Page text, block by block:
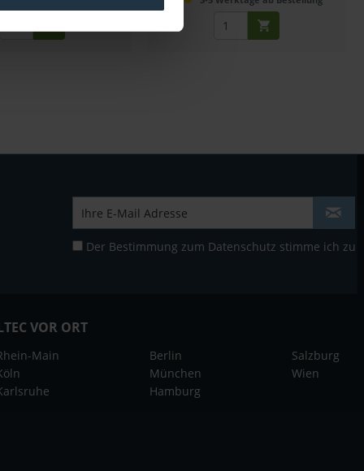
Der Bestimmung zum Datenschutz stimme ich zu
VOR ORT
Main
Berlin
München
Hamburg
Salzburg
Wien